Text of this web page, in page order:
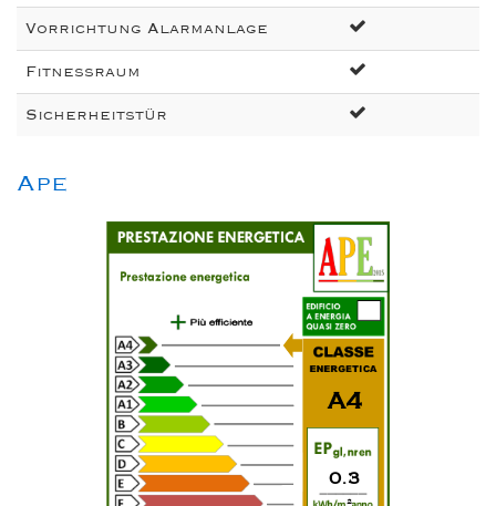
Vorrichtung Alarmanlage
Fitnessraum
Sicherheitstür
Ape
2
A4
0.3